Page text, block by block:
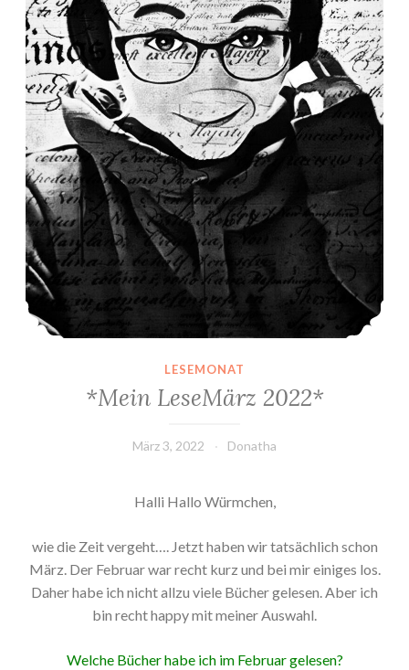
LESEMONAT
*Mein LeseMärz 2022*
März 3, 2022 Donatha
Halli Hallo Würmchen,
wie die Zeit vergeht…. Jetzt haben wir tatsächlich schon
März. Der Februar war recht kurz und bei mir einiges los.
Daher habe ich nicht allzu viele Bücher gelesen. Aber ich
bin recht happy mit meiner Auswahl.
Welche Bücher habe ich im Februar gelesen?